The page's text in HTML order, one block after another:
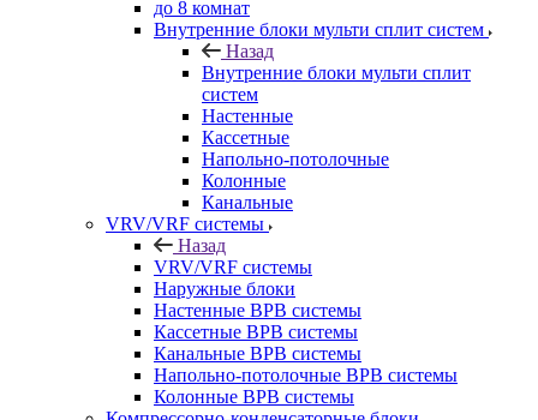
до 8 комнат
Внутренние блоки мульти сплит систем
Назад
Внутренние блоки мульти сплит
систем
Настенные
Кассетные
Напольно-потолочные
Колонные
Канальные
VRV/VRF системы
Назад
VRV/VRF системы
Наружные блоки
Настенные ВРВ системы
Кассетные ВРВ системы
Канальные ВРВ системы
Напольно-потолочные ВРВ системы
Колонные ВРВ системы